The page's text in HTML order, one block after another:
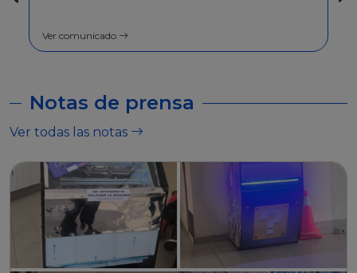
Ver comunicado
Notas de prensa
Ver todas las notas